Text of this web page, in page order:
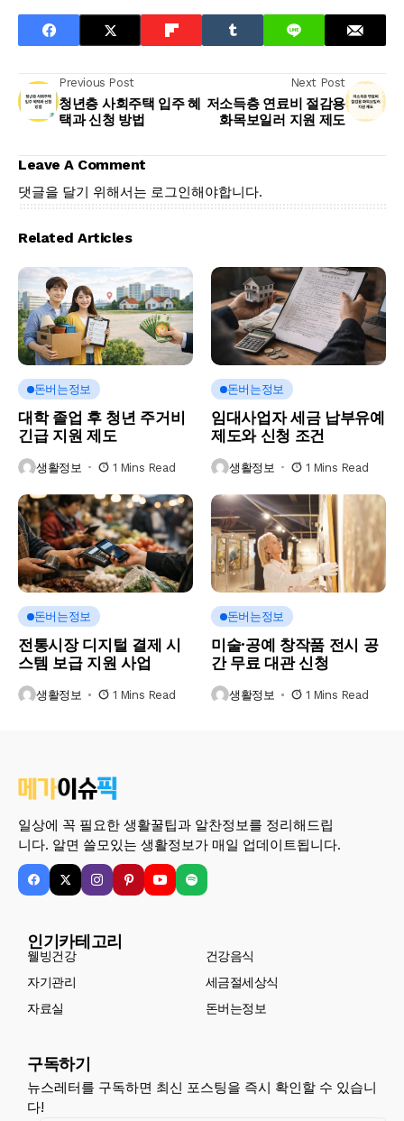
Previous Post
청년층 사회주택 입주 혜
택과 신청 방법
Next Post
저소득층 연료비 절감용
화목보일러 지원 제도
Leave A Comment
댓글을 달기 위해서는 로그인해야합니다.
Related Articles
돈버는정보
대학 졸업 후 청년 주거비
긴급 지원 제도
생활정보 1 Mins Read
돈버는정보
임대사업자 세금 납부유예
제도와 신청 조건
생활정보 1 Mins Read
돈버는정보
전통시장 디지털 결제 시
스템 보급 지원 사업
생활정보 1 Mins Read
돈버는정보
미술·공예 창작품 전시 공
간 무료 대관 신청
생활정보 1 Mins Read
일상에 꼭 필요한 생활꿀팁과 알찬정보를 정리해드립
니다. 알면 쓸모있는 생활정보가 매일 업데이트됩니다.
인기카테고리
웰빙건강
건강음식
자기관리
세금절세상식
자료실
돈버는정보
구독하기
뉴스레터를 구독하면 최신 포스팅을 즉시 확인할 수 있습니
다!